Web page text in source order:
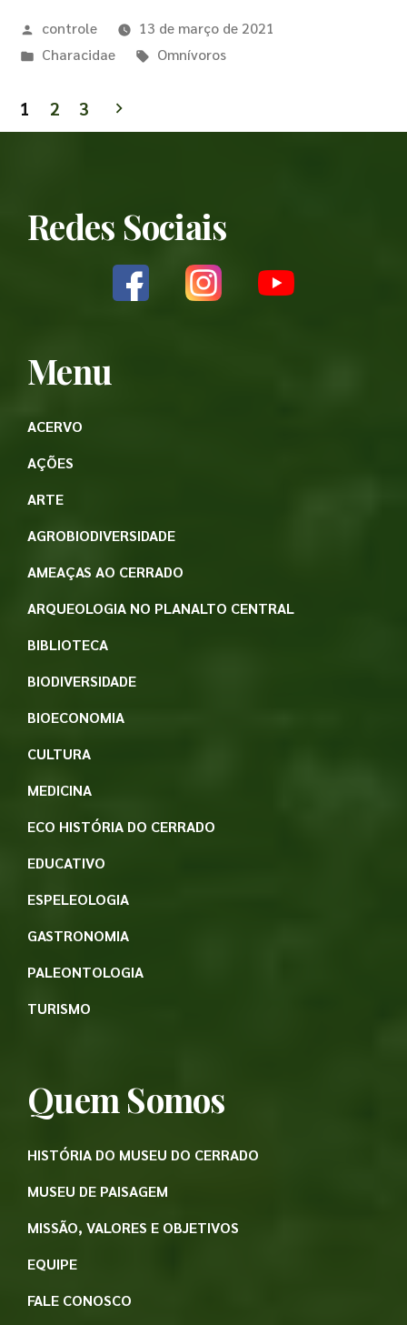
controle
13 de março de 2021
Characidae
Omnívoros
1 2 3
Redes Sociais
Menu
ACERVO
AÇÕES
ARTE
AGROBIODIVERSIDADE
AMEAÇAS AO CERRADO
ARQUEOLOGIA NO PLANALTO CENTRAL
BIBLIOTECA
BIODIVERSIDADE
BIOECONOMIA
CULTURA
MEDICINA
ECO HISTÓRIA DO CERRADO
EDUCATIVO
ESPELEOLOGIA
GASTRONOMIA
PALEONTOLOGIA
TURISMO
Quem Somos
HISTÓRIA DO MUSEU DO CERRADO
MUSEU DE PAISAGEM
MISSÃO, VALORES E OBJETIVOS
EQUIPE
FALE CONOSCO